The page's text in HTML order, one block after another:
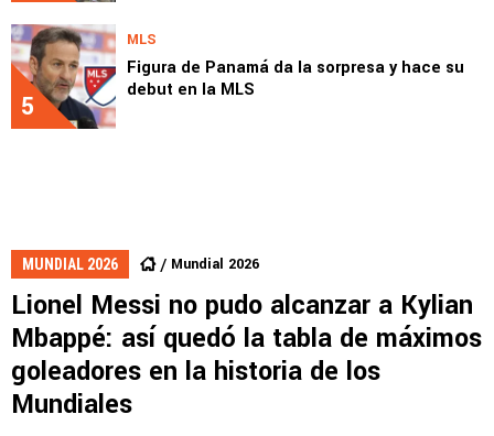
5
MLS
Figura de Panamá da la sorpresa y hace su
debut en la MLS
MUNDIAL 2026 Mundial 2026
Lionel Messi no pudo alcanzar a Kylian
Mbappé: así quedó la tabla de máximos
goleadores en la historia de los
Mundiales